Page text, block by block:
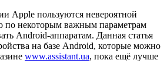
Apple пользуются невероятной
по некоторым важным параметрам
Android-аппаратам. Данная статья
на базе Android, которые можно
www.assistant.ua, пока ещё лучше